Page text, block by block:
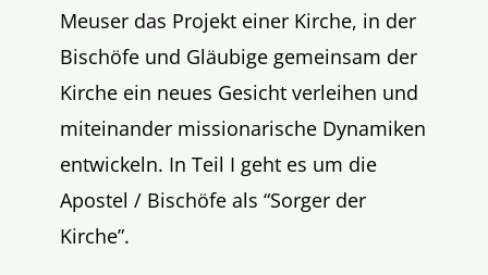
Meuser das Projekt einer Kirche, in der
Bischöfe und Gläubige gemeinsam der
Kirche ein neues Gesicht verleihen und
miteinander missionarische Dynamiken
entwickeln. In Teil I geht es um die
Apostel / Bischöfe als “Sorger der
Kirche”.